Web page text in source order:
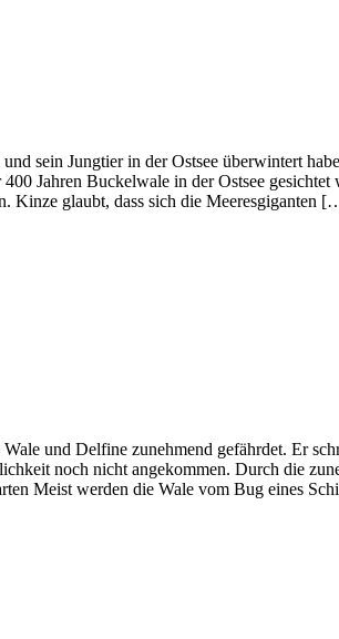
sein Jungtier in der Ostsee überwintert
Jahren Buckelwale in der Ostsee
Kinze glaubt, dass sich die Meeresgiganten
und Delfine zunehmend gefährdet. Er
noch nicht angekommen. Durch die
Meist werden die Wale vom Bug eines